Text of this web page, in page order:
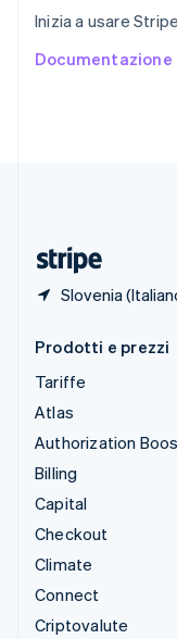
Inizia a usare
Slovenia
EspañolEnglish
English Español 简
Prodotti e prezzi
Tariffe
Atlas
Authorization
Billing
Capital
Checkout
Climate
Connect
Criptovalute